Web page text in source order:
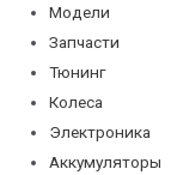
Модели
Запчасти
Тюнинг
Колеса
Электроника
Аккумуляторы